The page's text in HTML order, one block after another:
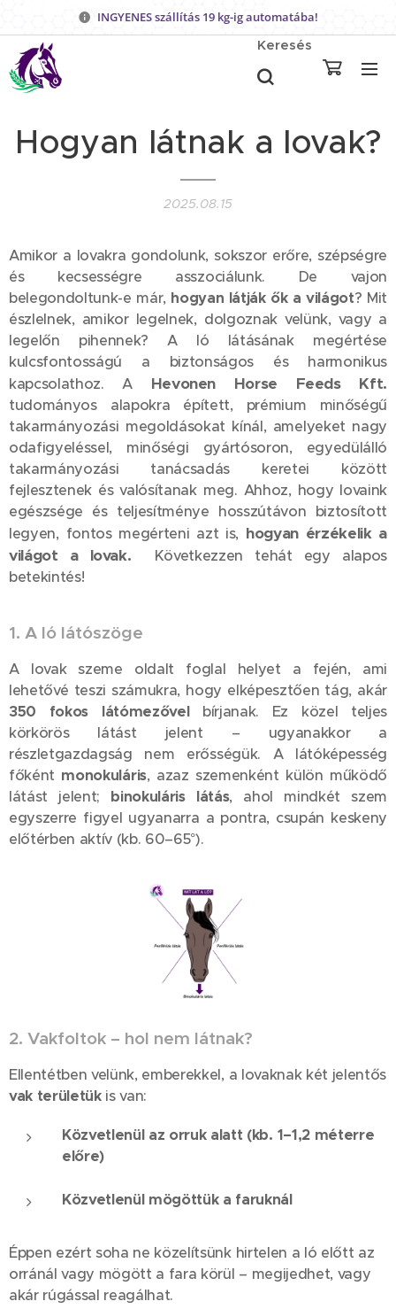
INGYENES szállítás 19 kg-ig automatába!
Keresés
Hogyan látnak a lovak?
2025.08.15
Amikor a lovakra gondolunk, sokszor erőre, szépségre
és kecsességre asszociálunk. De vajon
belegondoltunk-e már, hogyan látják ők a világot? Mit
észlelnek, amikor legelnek, dolgoznak velünk, vagy a
legelőn pihennek? A ló látásának megértése
kulcsfontosságú a biztonságos és harmonikus
kapcsolathoz. A Hevonen Horse Feeds Kft.
tudományos alapokra épített, prémium minőségű
takarmányozási megoldásokat kínál, amelyeket nagy
odafigyeléssel, minőségi gyártósoron, egyedülálló
takarmányozási tanácsadás keretei között
fejlesztenek és valósítanak meg. Ahhoz, hogy lovaink
egészsége és teljesítménye hosszútávon biztosított
legyen, fontos megérteni azt is, hogyan érzékelik a
világot a lovak.
Következzen tehát egy alapos
betekintés!
1. A ló látószöge
A lovak szeme oldalt foglal helyet a fején, ami
lehetővé teszi számukra, hogy elképesztően tág, akár
350 fokos látómezővelbírjanak. Ez közel teljes
körkörös látást jelent – ugyanakkor a
részletgazdagság nem erősségük. A látóképesség
főként monokuláris, azaz szemenként külön működő
látást jelent; binokuláris látás, ahol mindkét szem
egyszerre figyel ugyanarra a pontra, csupán keskeny
előtérben aktív (kb. 60–65°).
2. Vakfoltok – hol nem látnak?
Ellentétben velünk, emberekkel, a lovaknak két jelentős
vak területükis van:
Közvetlenül az orruk alatt (kb. 1–1,2 méterre
előre)
Közvetlenül mögöttük a faruknál
Éppen ezért soha ne közelítsünk hirtelen a ló előtt az
orránál vagy mögött a fara körül – megijedhet, vagy
akár rúgással reagálhat.